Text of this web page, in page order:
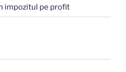
impozitul pe profit